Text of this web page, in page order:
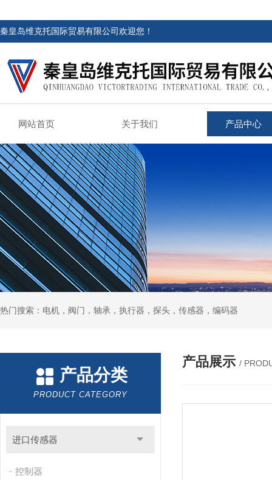
秦皇岛维克托国际贸易有限公司欢迎您！
网站首页 关于我们 产品中心
热门搜索：电机，阀门，轴承，执行器，探头，传感器，编码器
产品分类
PRODUCT CATEGORY
进口传感器
控制器
产品展示 /